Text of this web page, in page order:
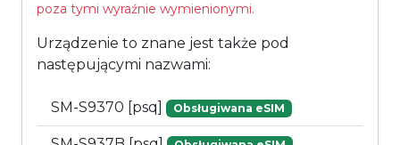
poza tymi wyraźnie wymienionymi.
Urządzenie to znane jest także pod
następującymi nazwami:
SM-S9370 [psq] Obsługiwana eSIM